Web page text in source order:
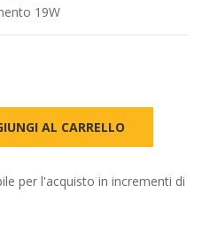
19W
AL CARRELLO
per l'acquisto in incrementi di